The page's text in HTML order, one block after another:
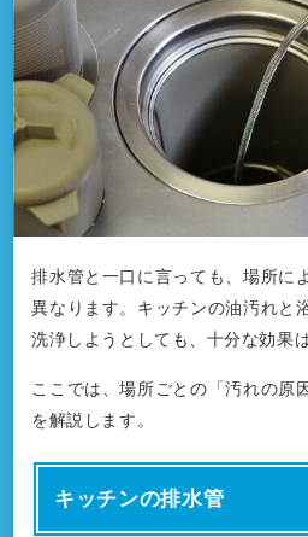
排水管と一口に言っても、場所に
異なります。キッチンの油汚れと
洗浄しようとしても、十分な効果
ここでは、場所ごとの「汚れの原
を解説します。
キッチンの排水管